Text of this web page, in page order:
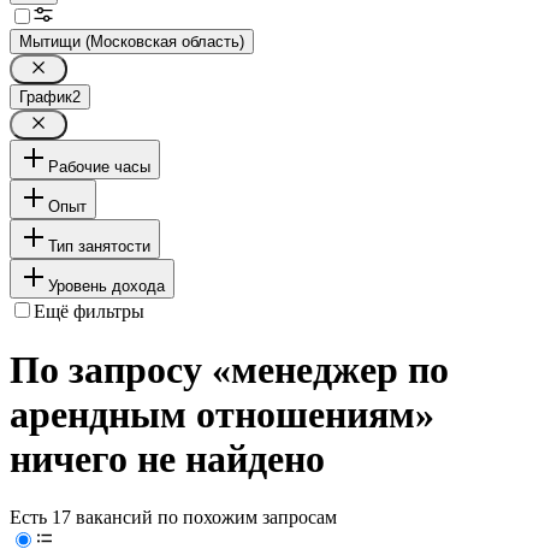
Мытищи (Московская область)
График2
Рабочие часы
Опыт
Тип занятости
Уровень дохода
Ещё фильтры
По запросу «менеджер по
арендным отношениям»
ничего не найдено
Есть 17 вакансий по похожим запросам